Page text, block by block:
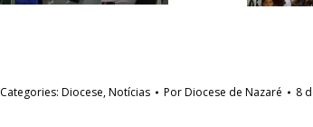
Categories: Diocese,Notícias PorDiocese de Nazaré 8